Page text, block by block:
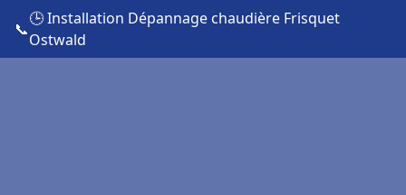
📞
🕒 Installation Dépannage chaudière Frisquet
Ostwald